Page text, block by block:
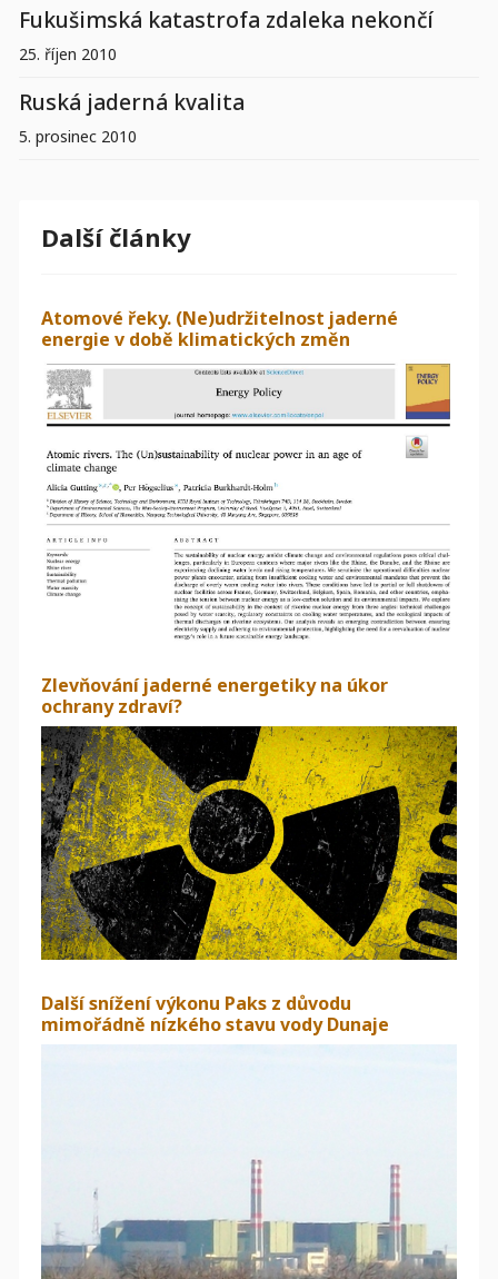
Fukušimská katastrofa zdaleka nekončí
25. říjen 2010
Ruská jaderná kvalita
5. prosinec 2010
Další články
Atomové řeky. (Ne)udržitelnost jaderné
energie v době klimatických změn
Zlevňování jaderné energetiky na úkor
ochrany zdraví?
Další snížení výkonu Paks z důvodu
mimořádně nízkého stavu vody Dunaje